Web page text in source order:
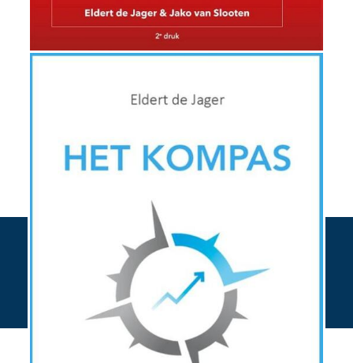
Bestel hier